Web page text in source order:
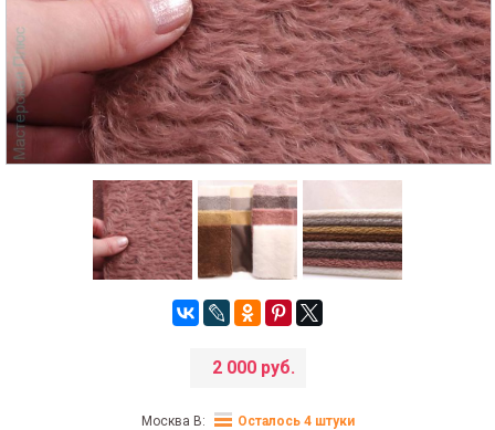
2 000 руб.
Москва В: Осталось 4 штуки